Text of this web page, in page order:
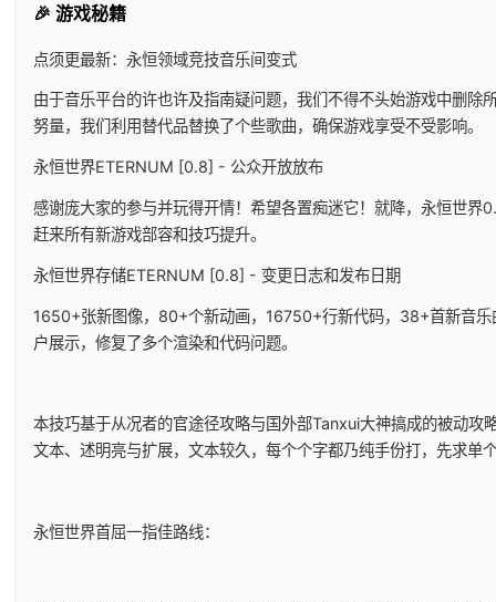
🎉 游戏秘籍
点须更最新：永恒领域竞技音乐间变式
由于音乐平台的许也许及指南疑问题，我们不得不头始游戏中删除
努量，我们利用替代品替换了个些歌曲，确保游戏享受不受影响。
永恒世界ETERNUM [0.8] - 公众开放放布
感谢庞大家的参与并玩得开情！希望各置痴迷它！就降，永恒世界
赶来所有新游戏部容和技巧提升。
永恒世界存储ETERNUM [0.8] - 变更日志和发布日期
1650+张新图像，80+个新动画，16750+行新代码，38+首新音
户展示，修复了多个渲染和代码问题。
本技巧基于从况者的官途径攻略与国外部Tanxui大神搞成的被动攻
文本、述明亮与扩展，文本较久，每个个字都乃纯手份打，先求单
永恒世界首屈一指佳路线：